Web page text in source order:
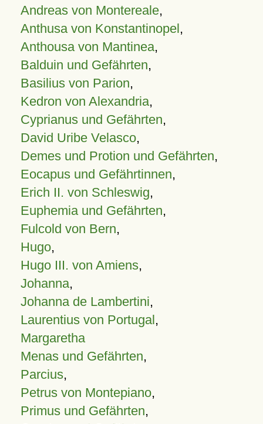
Andreas von Montereale,
Anthusa von Konstantinopel,
Anthousa von Mantinea,
Balduin und Gefährten,
Basilius von Parion,
Kedron von Alexandria,
Cyprianus und Gefährten,
David Uribe Velasco,
Demes und Protion und Gefährten,
Eocapus und Gefährtinnen,
Erich II. von Schleswig,
Euphemia und Gefährten,
Fulcold von Bern,
Hugo,
Hugo III. von Amiens,
Johanna,
Johanna de Lambertini,
Laurentius von Portugal,
Margaretha
Menas und Gefährten,
Parcius,
Petrus von Montepiano,
Primus und Gefährten,